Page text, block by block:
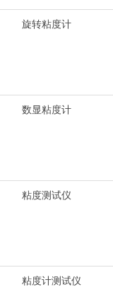
旋转粘度计
数显粘度计
粘度测试仪
粘度计测试仪